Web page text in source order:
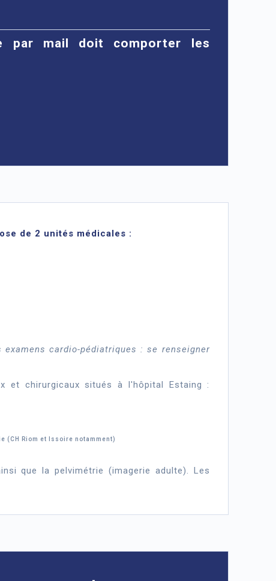
par mail doit comporter les
de 2 unités médicales :
examens cardio-pédiatriques : se renseigner
et chirurgicaux situés à l'hôpital Estaing :
(CH Riom et Issoire notamment)
que la pelvimétrie (imagerie adulte). Les